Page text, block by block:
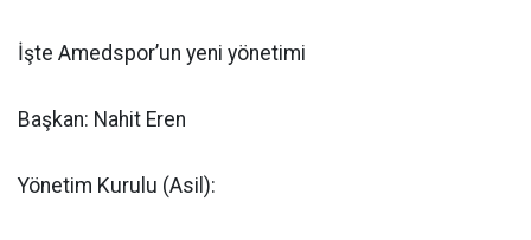
İşte Amedspor’un yeni yönetimi
Başkan: Nahit Eren
Yönetim Kurulu (Asil):